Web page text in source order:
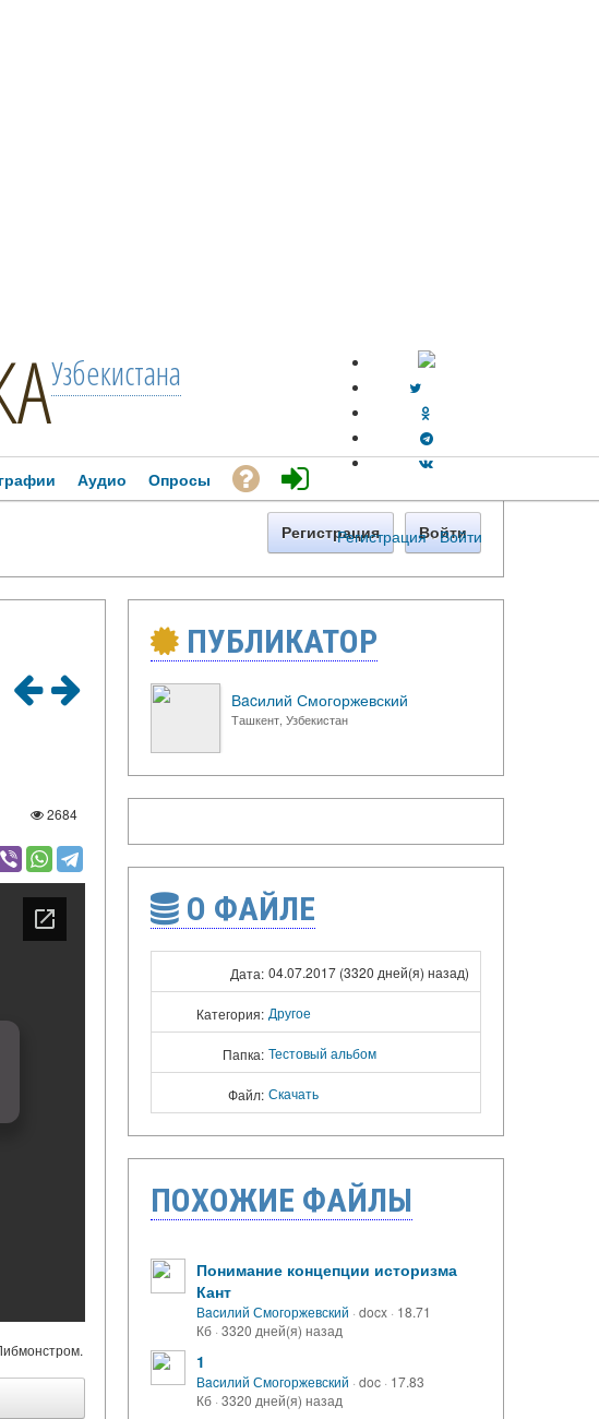
Узбекистана
Регистрация · Войти
Аудио Опросы
Регистрация Войти
2684
ПУБЛИКАТОР
Вacилий Смогоржевский
Ташкент, Узбекистан
О ФАЙЛЕ
Дата: 04.07.2017 (3320 дней(я) назад)
Категория: Другое
Папка: Тестовый альбом
Файл: Скачать
ПОХОЖИЕ ФАЙЛЫ
Понимание концепции историзма
Кант
Вacилий Смогоржевский · docx · 18.71
Кб · 3320 дней(я) назад
1
Вacилий Смогоржевский · doc · 17.83
Кб · 3320 дней(я) назад